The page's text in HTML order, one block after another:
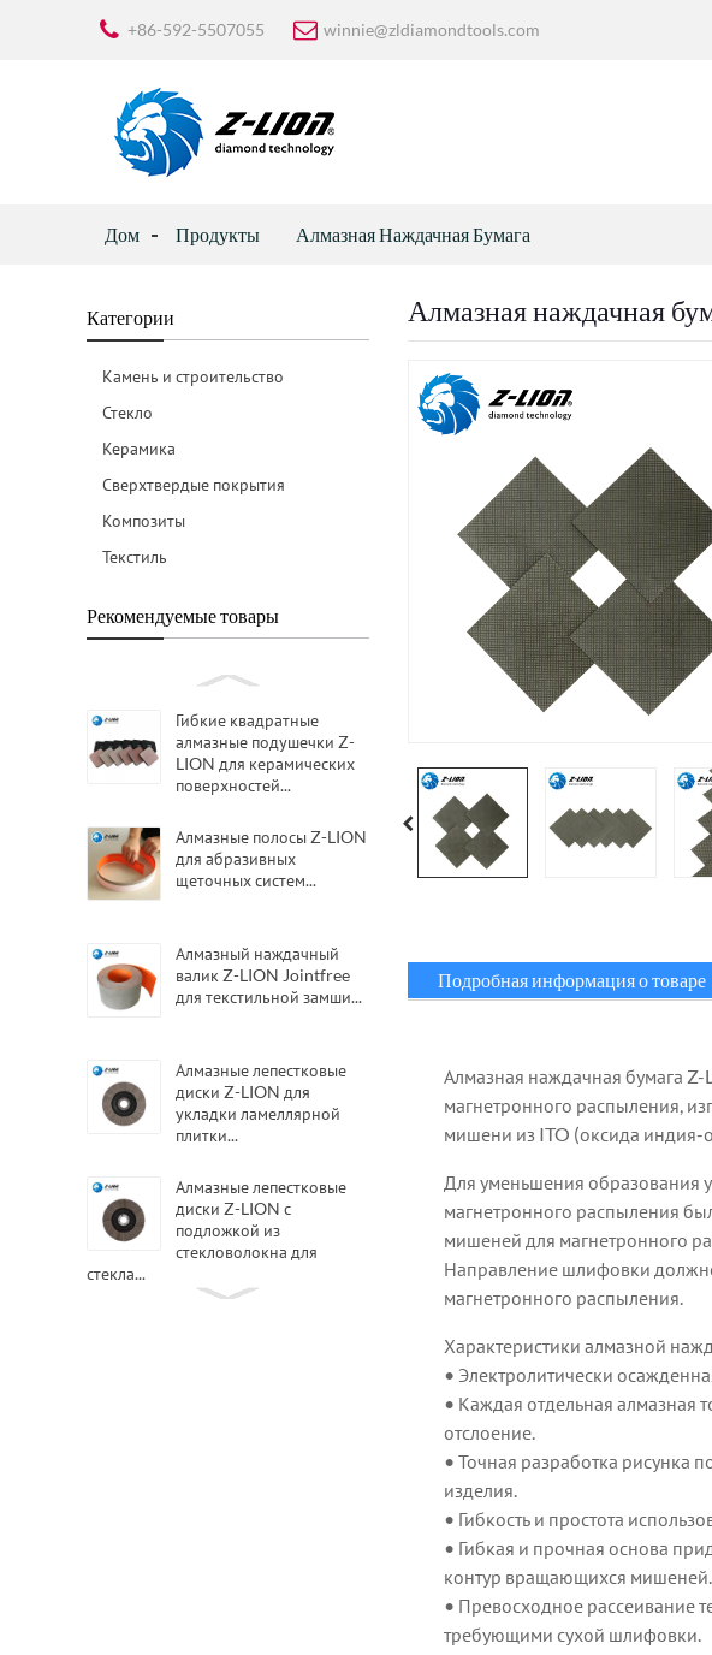
+86-592-5507055 winnie@zldiamondtools.com
Дом Продукты Алмазная Наждачная Бумага
Категории
Камень и строительство
Стекло
Керамика
Сверхтвердые покрытия
Композиты
Текстиль
Рекомендуемые товары
Гибкие квадратные
алмазные подушечки Z-
LION для керамических
поверхностей...
Алмазные полосы Z-LION
для абразивных
щеточных систем...
Алмазный наждачный
валик Z-LION Jointfree
для текстильной замши...
Алмазные лепестковые
диски Z-LION для
укладки ламеллярной
плитки...
Алмазные лепестковые
диски Z-LION с
подложкой из
стекловолокна для
стекла...
Гибкие тканевые листы Z-
Алмазная наждачная
Подробная информация о товаре
Алмазная наждачная бумага
магнетронного распыления,
мишени из ITO (оксида индия-
Для уменьшения образования
магнетронного распыления
мишеней для магнетронного
Направление шлифовки
магнетронного распыления.
Характеристики алмазной
• Электролитически
• Каждая отдельная алмазная
отслоение.
• Точная разработка рисунка
изделия.
• Гибкость и простота
• Гибкая и прочная основа
контур вращающихся мишеней.
• Превосходное рассеивание
требующими сухой шлифовки.